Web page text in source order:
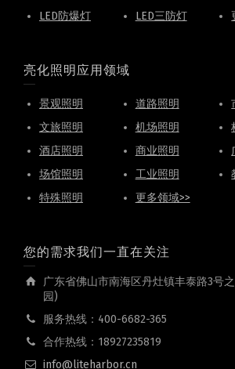
LED防爆灯
LED三防灯
亮化照明应用领域
景观照明 道路照明
文旅照明
机场照明
酒店照明
商业照明
场馆照明
工业照明
特殊照明
更多领域>>
您的需求我们一直在关注
广东省佛山市南海区丹灶镇丰泰路3号
园)
服务热线：400-6682-365
合作热线：18927235819
info@liteharbor.cn